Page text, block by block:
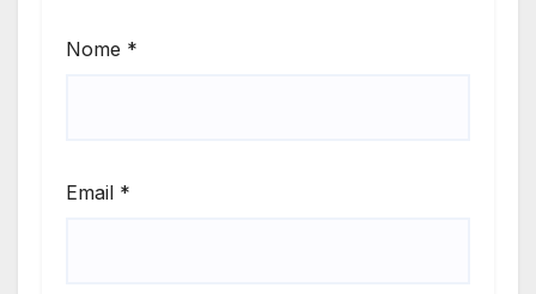
Nome *
Email *